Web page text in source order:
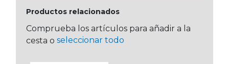
Productos relacionados
Comprueba los artículos para añadir a la
cesta o seleccionar todo